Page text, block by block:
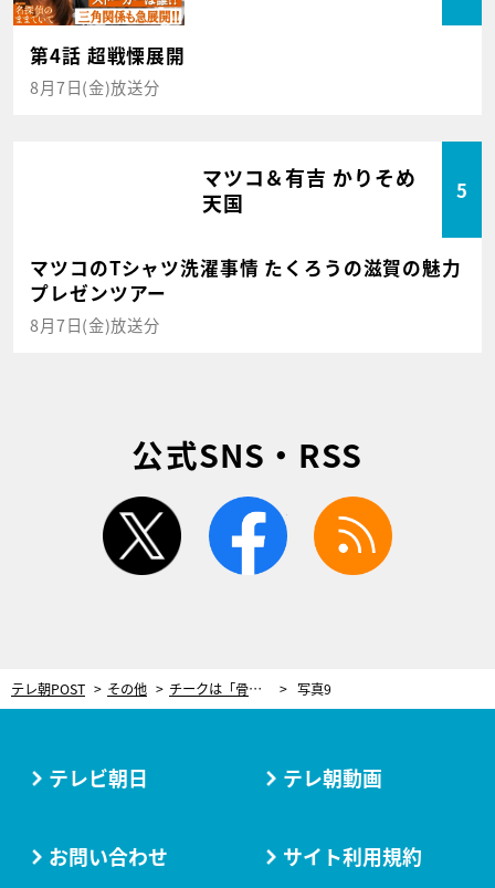
第4話 超戦慄展開
8月7日(金)放送分
マツコ＆有吉 かりそめ
天国
5
マツコのTシャツ洗濯事情 たくろうの滋賀の魅力
プレゼンツアー
8月7日(金)放送分
公式SNS・RSS
twitter facebook
テレ朝POST その他 チークは「骨格にあわせてのせる」のが鉄則！くすみカラーがポイントの冬メイク 写真9
テレビ朝日 テレ朝動画
お問い合わせ サイト利用規約